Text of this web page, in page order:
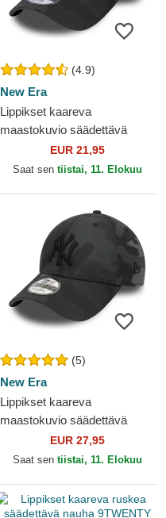
(4.9)
New Era
Lippikset kaareva
maastokuvio säädettävä
nauha lapsille 9FORTY
League Essential New York
EUR 21,95
Saat sen tiistai, 11. Elokuu
(5)
New Era
Lippikset kaareva
maastokuvio säädettävä
nauha 9FORTY League
Essential New York Yankees
EUR 27,95
Saat sen tiistai, 11. Elokuu